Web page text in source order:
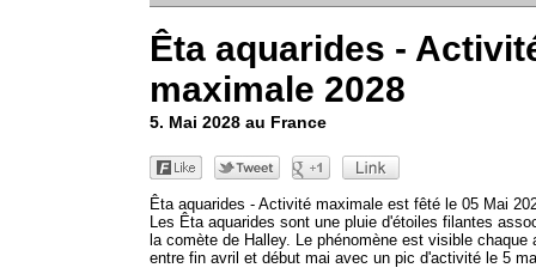
Êta aquarides -
maximale 2028
5. Mai 2028 au France
Êta aquarides - Activité maximale est fêté le 05 Mai
Les Êta aquarides sont une pluie d'étoiles filantes
la comète de Halley. Le phénomène est visible chaque
entre fin avril et début mai avec un pic d'activité le 5